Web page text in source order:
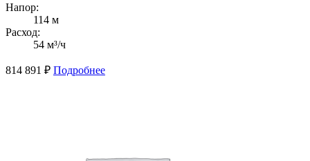
Напор:
114 м
Расход:
54 м³/ч
814 891 ₽ Подробнее